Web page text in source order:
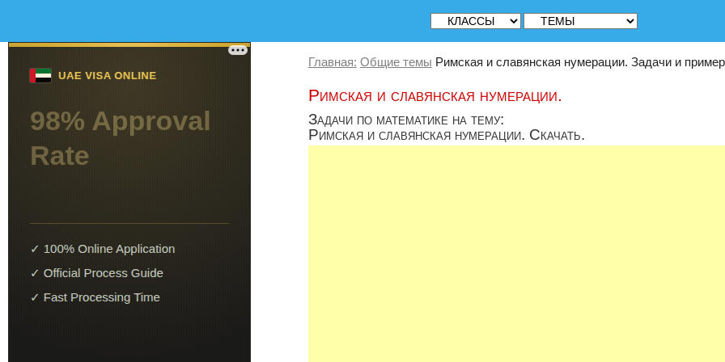
Главная: Общие темы Римская и славянская нумерации. Задачи и
Римская и славянская нумерации.
Задачи по математике на тему:
Римская и славянская нумерации. Скачать.